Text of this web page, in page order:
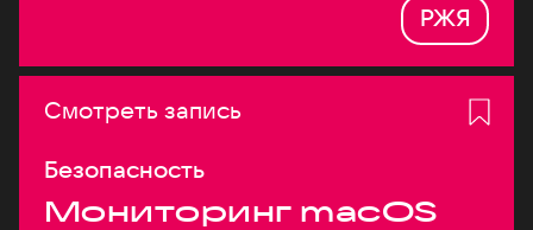
РЖЯ
Смотреть запись
Безопасность
Мониторинг macOS